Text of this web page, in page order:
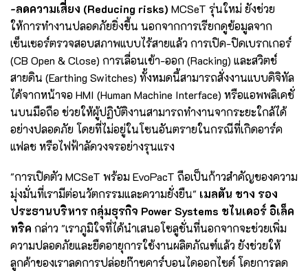
-ลดความเสี่ยง (Reducing risks) MCSeT รุ่นใหม่ ยังช่วย
ให้การทำงานปลอดภัยยิ่งขึ้น นอกจากการเรียกดูข้อมูลจาก
เซ็นเซอร์ตรวจสอบสภาพแบบไร้สายแล้ว การเปิด-ปิดเบรกเกอร์
(CB Open & Close) การเลื่อนเข้า-ออก (Racking) และสวิตช์
สายดิน (Earthing Switches) ทั้งหมดนี้สามารถสั่งงานแบบดิจิทัล
ได้จากหน้าจอ HMI (Human Machine Interface) หรือแอพพลิเคชั่
นบนมือถือ ช่วยให้ผู้ปฏิบัติงานสามารถทำงานจากระยะใกล้ได้
อย่างปลอดภัย โดยที่ไม่อยู่ในโซนอันตรายในกรณีที่เกิดอาร์ค
แฟลช หรือไฟฟ้าลัดวงจรอย่างรุนแรง
"การเปิดตัว MCSeT พร้อม EvoPacT ถือเป็นก้าวสำคัญของความ
มุ่งมั่นที่เรามีต่อนวัตกรรมและความยั่งยืน" เมลตัน ชาง รอง
ประธานบริหาร กลุ่มธุรกิจ Power Systems ชไนเดอร์ อิเล็ค
ทริค กล่าว "เราภูมิใจที่ได้นำเสนอโซลูชั่นที่นอกจากจะช่วยเพิ่ม
ความปลอดภัยและยืดอายุการใช้งานผลิตภัณฑ์แล้ว ยังช่วยให้
ลูกค้าของเราลดการปล่อยก๊าซคาร์บอนไดออกไซด์ โดยการลด